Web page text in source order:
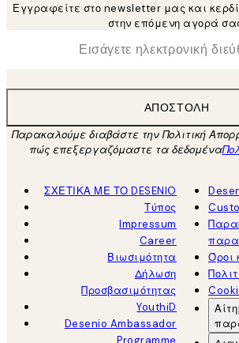
Εγγραφείτε στο newsletter μας και
στην επόμενη αγορά
Ηλεκτρονική Διεύθυνση
ΑΠΟΣΤΟΛΉ
Παρακαλούμε διαβάστε την Πολιτική
πώς επεξεργαζόμαστε τα δεδομένα
ΣΧΕΤΙΚΑ ΜΕ ΤΟ DESENIO
Τύπος
Impressum
Career
Βιωσιμότητα
Δήλωση
Προσβασιμότητας
YouthiD
Desenio Ambassador
Programme
Όροι